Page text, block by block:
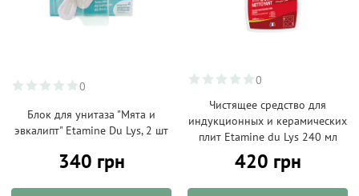
0
Блок для унитаза "Мята и
эвкалипт" Etamine Du Lys, 2 шт
340 грн
0
Чистящее средство для
индукционных и керамических
плит Etamine du Lys 240 мл
420 грн